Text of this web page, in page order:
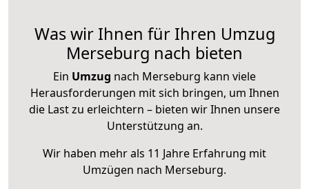
Was wir Ihnen für Ihren Umzug
Merseburg nach bieten
Ein Umzug nach Merseburg kann viele
Herausforderungen mit sich bringen, um Ihnen
die Last zu erleichtern – bieten wir Ihnen unsere
Unterstützung an.
Wir haben mehr als 11 Jahre Erfahrung mit
Umzügen nach Merseburg.